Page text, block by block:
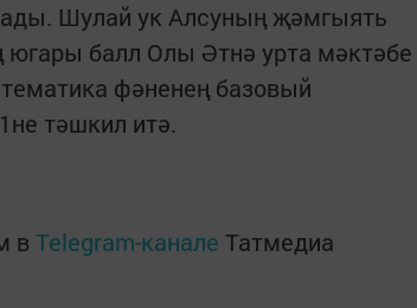
Шулай ук Алсуның җәмгыять
югары балл Олы Әтнә урта мәктәбе
фәненең базовый
тәшкил итә.
в Telegram-канале Татмедиа